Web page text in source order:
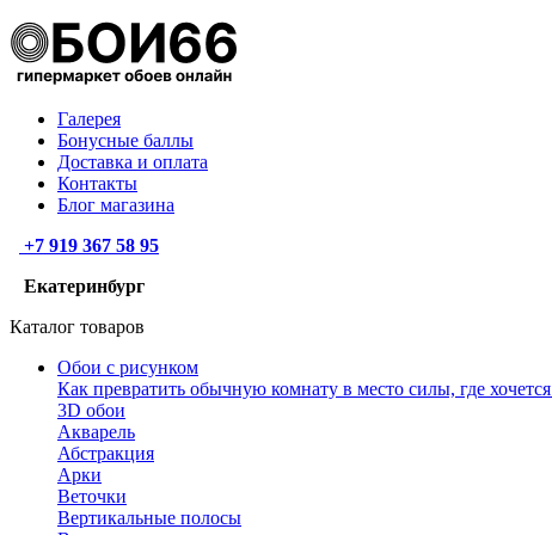
Галерея
Бонусные баллы
Доставка и оплата
Контакты
Блог магазина
+7 919 367 58 95
Екатеринбург
Каталог товаров
Обои с рисунком
Как превратить обычную комнату в место силы, где
3D обои
Акварель
Абстракция
Арки
Веточки
Вертикальные полосы